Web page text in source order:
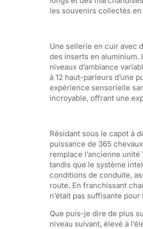
les souvenirs collectés
Une sellerie en cuir avec
des inserts en aluminium.
niveaux d’ambiance
à 12 haut-parleurs d’une
expérience sensorielle
incroyable, offrant une
Résidant sous le capot à
puissance de 365
remplace l’ancienne
tandis que le système
conditions de conduite,
route. En franchissant
n’était pas suffisante
Que puis-je dire de plus
niveau suivant, élevé à